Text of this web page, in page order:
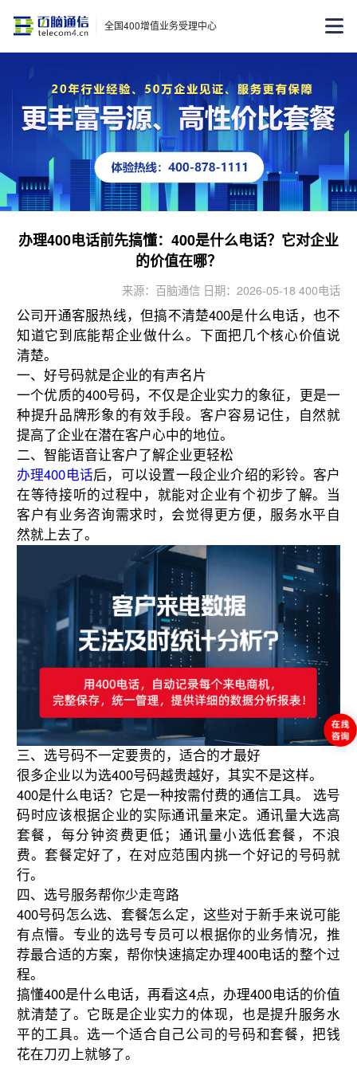
全国400增值业务受理中心
办理400电话前先搞懂：400是什么电话？它对企业
的价值在哪？
来源：百脑通信 日期：2026-05-18 400电话
公司开通客服热线，但搞不清楚400是什么电话，也不
知道它到底能帮企业做什么。下面把几个核心价值说
清楚。
一、好号码就是企业的有声名片
一个优质的400号码，不仅是企业实力的象征，更是一
种提升品牌形象的有效手段。客户容易记住，自然就
提高了企业在潜在客户心中的地位。
二、智能语音让客户了解企业更轻松
办理400电话后，可以设置一段企业介绍的彩铃。客户
在等待接听的过程中，就能对企业有个初步了解。当
客户有业务咨询需求时，会觉得更方便，服务水平自
然就上去了。
三、选号码不一定要贵的，适合的才最好
很多企业以为选400号码越贵越好，其实不是这样。
400是什么电话？它是一种按需付费的通信工具。 选号
码时应该根据企业的实际通讯量来定。通讯量大选高
套餐，每分钟资费更低；通讯量小选低套餐，不浪
费。套餐定好了，在对应范围内挑一个好记的号码就
行。
四、选号服务帮你少走弯路
400号码怎么选、套餐怎么定，这些对于新手来说可能
有点懵。专业的选号专员可以根据你的业务情况，推
荐最合适的方案，帮你快速搞定办理400电话的整个过
程。
搞懂400是什么电话，再看这4点，办理400电话的价值
就清楚了。它既是企业实力的体现，也是提升服务水
平的工具。选一个适合自己公司的号码和套餐，把钱
花在刀刃上就够了。